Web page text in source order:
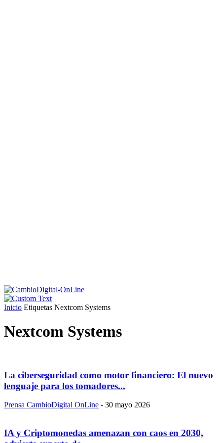
Inicio Etiquetas Nextcom Systems
Nextcom Systems
La ciberseguridad como motor financiero: El nuevo
lenguaje para los tomadores...
Prensa CambioDigital OnLine - 30 mayo 2026
IA y Criptomonedas amenazan con caos en 2030,